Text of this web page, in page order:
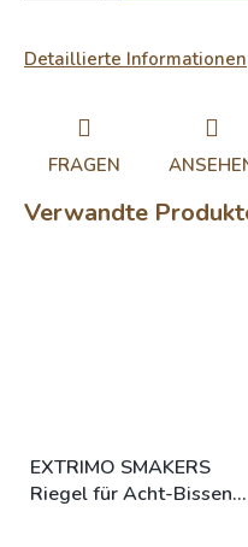
Detaillierte Informationen
FRAGEN
Verwandte
EXTRIMO SMAKERS
Riegel für Acht-Bissen-